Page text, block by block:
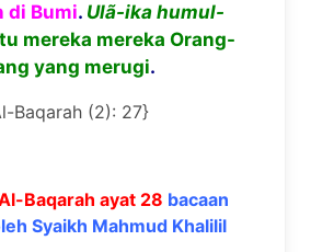
di Bumi. Ulã-ika humul-
mereka mereka Orang-
yang merugi.
Baqarah (2): 27}
Baqarah ayat 28 bacaan
Syaikh Mahmud Khalilil